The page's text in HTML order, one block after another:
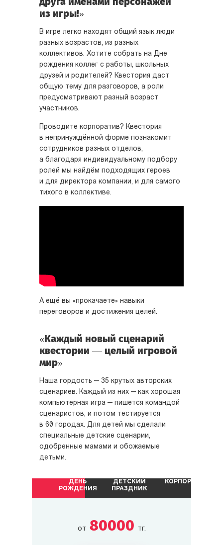
из игры!»
В игре легко находят общий язык люди
разных возрастов, из разных
коллективов. Хотите собрать на Дне
рождения коллег с работы, школьных
друзей и родителей? Квестория даст
общую тему для разговоров, а роли
предусматривают разный возраст
участников.
Проводите корпоратив? Квестория
в непринуждённой форме познакомит
сотрудников разных отделов,
а благодаря индивидуальному подбору
ролей мы найдём подходящих героев
и для директора компании, и для самого
тихого в коллективе.
А ещё вы «прокачаете» навыки
переговоров и достижения целей.
«Каждый новый сценарий
квестории — целый игровой
мир»
Наша гордость — 35 крутых авторских
сценариев. Каждый из них — как хорошая
компьютерная игра — пишется командой
сценаристов, и потом тестируется
в 60 городах. Для детей мы сделали
специальные детские сценарии,
одобренные мамами и обожаемые
детьми.
ДЕНЬ
РОЖДЕНИЯ
ДЕТСКИЙ
ПРАЗДНИК
КОРПОРАТИВ
от 80000 тг.